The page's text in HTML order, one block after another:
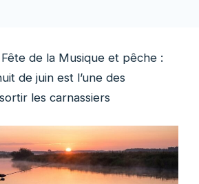
Fête de la Musique et pêche :
de juin est l’une des
les carnassiers